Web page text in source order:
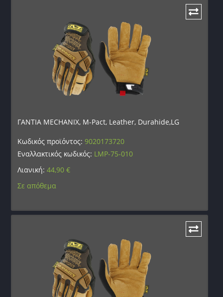
ΓΑΝΤΙΑ MECHANIX, M-Pact, Leather, Durahide,LG
Κωδικός προϊόντος:9020173720
Εναλλακτικός κωδικός: LMP-75-010
Λιανική:44,90€
Σε απόθεμα